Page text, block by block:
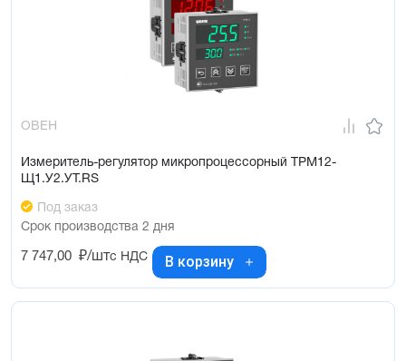
ОВЕН
Измеритель-регулятор микропроцессорный ТРМ12-
Щ1.У2.УТ.RS
Под заказ
Срок производства 2 дня
7 747,00 ₽/штс НДС В корзину